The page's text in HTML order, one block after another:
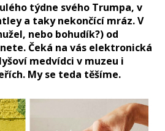
týdne svého Trumpa, v
a taky nekončící mráz. V
nebo bohudík?) od
Čeká na vás elektronická
medvídci v muzeu i
My se teda těšíme.